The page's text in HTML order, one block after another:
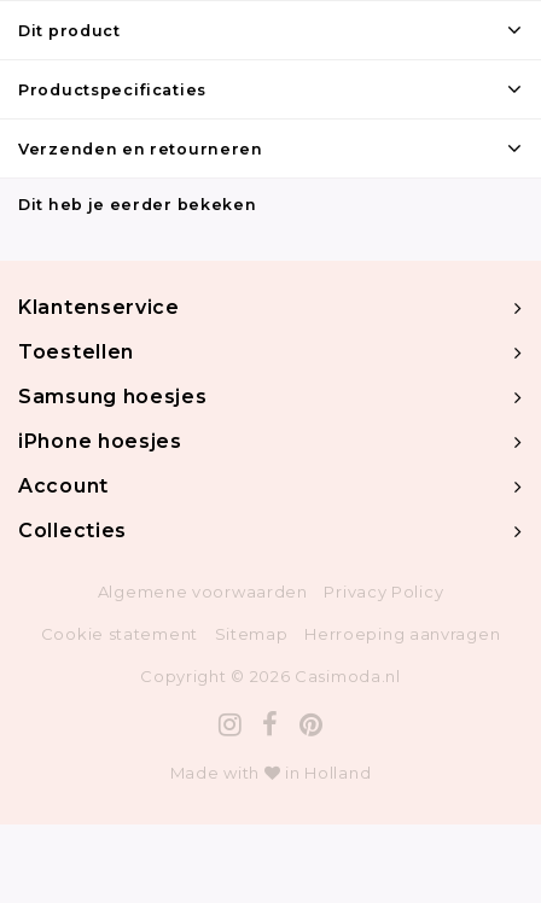
Dit product
Productspecificaties
Verzenden en retourneren
Dit heb je eerder bekeken
Klantenservice
Toestellen
Samsung hoesjes
iPhone hoesjes
Account
Collecties
Algemene voorwaarden Privacy Policy
Cookie statement Sitemap Herroeping aanvragen
Copyright © 2026 Casimoda.nl
Made with in Holland